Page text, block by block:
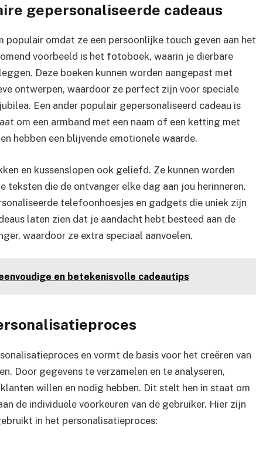
gepersonaliseerde cadeaus
populair omdat ze een persoonlijke touch geven aan het
voorbeeld is het fotoboek, waarin je dierbare
Deze boeken kunnen worden aangepast met
ontwerpen, waardoor ze perfect zijn voor speciale
Een ander populair gepersonaliseerd cadeau is
om een armband met een naam of een ketting met
hebben een blijvende emotionele waarde.
en kussenslopen ook geliefd. Ze kunnen worden
teksten die de ontvanger elke dag aan jou herinneren.
telefoonhoesjes en gadgets die uniek zijn
laten zien dat je aandacht hebt besteed aan de
waardoor ze extra speciaal aanvoelen.
en betekenisvolle cadeautips
en vormt de basis voor het creëren van
Door gegevens te verzamelen en te analyseren,
willen en nodig hebben. Dit stelt hen in staat om
de individuele voorkeuren van de gebruiker. Hier zijn
in het personalisatieproces: